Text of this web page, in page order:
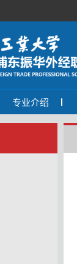
专业介绍